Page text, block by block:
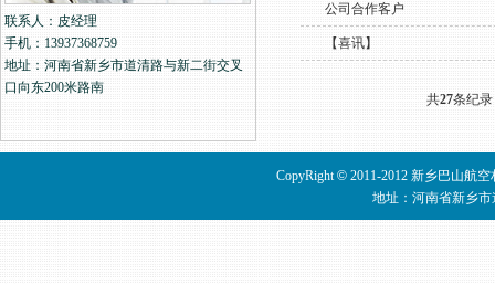
联系人：皮经理
手机：13937368759
地址：河南省新乡市道清路与新二街交叉
口向东200米路南
公司合作客户
【喜讯】
共27条纪
CopyRight©2011-2012 新乡巴山航
地址：河南省新乡